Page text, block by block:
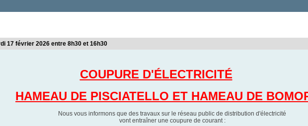
17 février 2026 entre 8h30 et 16h30
COUPURE D'ÉLECTRICITÉ
HAMEAU DE PISCIATELLO ET HAMEAU DE
Nous vous informons que des travaux sur le réseau public de distribution d'électricité
vont entraîner une coupure de courant :